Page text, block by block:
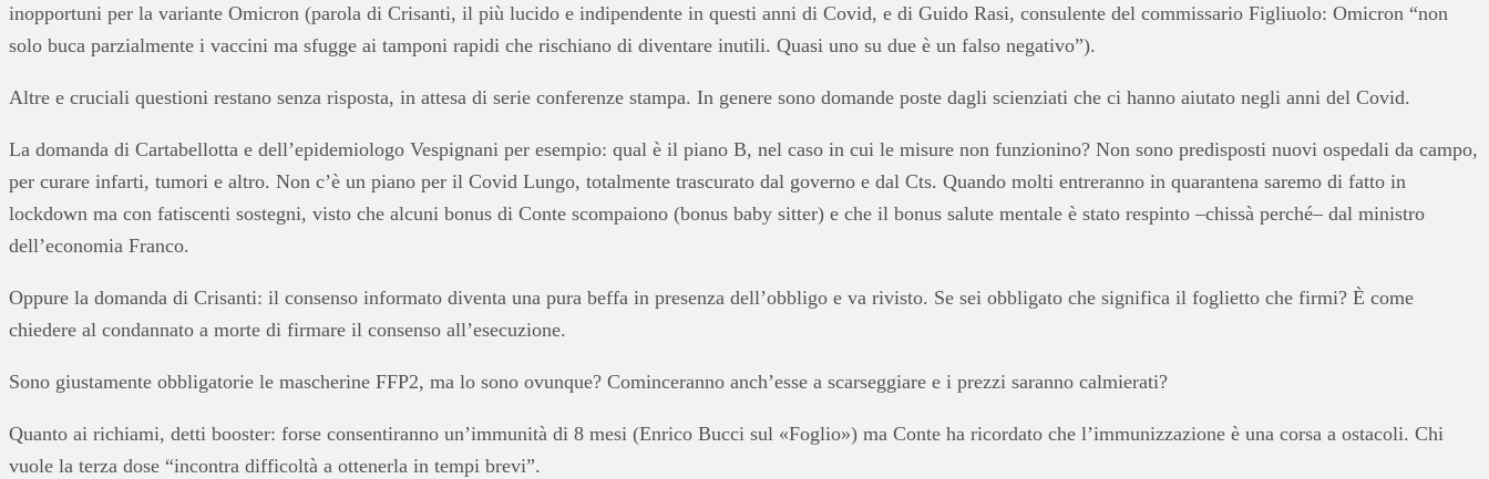
inopportuni per la variante Omicron (parola di Crisanti, il più lucido e indipendente in questi anni di Covid, e di Guido Rasi, consulente del commissario Figliuolo: Omicron “non
solo buca parzialmente i vaccini ma sfugge ai tamponi rapidi che rischiano di diventare inutili. Quasi uno su due è un falso negativo”).
Altre e cruciali questioni restano senza risposta, in attesa di serie conferenze stampa. In genere sono domande poste dagli scienziati che ci hanno aiutato negli anni del Covid.
La domanda di Cartabellotta e dell’epidemiologo Vespignani per esempio: qual è il piano B, nel caso in cui le misure non funzionino? Non sono predisposti nuovi ospedali da campo,
per curare infarti, tumori e altro. Non c’è un piano per il Covid Lungo, totalmente trascurato dal governo e dal Cts. Quando molti entreranno in quarantena saremo di fatto in
lockdown ma con fatiscenti sostegni, visto che alcuni bonus di Conte scompaiono (bonus baby sitter) e che il bonus salute mentale è stato respinto –chissà perché– dal ministro
dell’economia Franco.
Oppure la domanda di Crisanti: il consenso informato diventa una pura beffa in presenza dell’obbligo e va rivisto. Se sei obbligato che significa il foglietto che firmi? È come
chiedere al condannato a morte di firmare il consenso all’esecuzione.
Sono giustamente obbligatorie le mascherine FFP2, ma lo sono ovunque? Cominceranno anch’esse a scarseggiare e i prezzi saranno calmierati?
Quanto ai richiami, detti booster: forse consentiranno un’immunità di 8 mesi (Enrico Bucci sul «Foglio») ma Conte ha ricordato che l’immunizzazione è una corsa a ostacoli. Chi
vuole la terza dose “incontra difficoltà a ottenerla in tempi brevi”.